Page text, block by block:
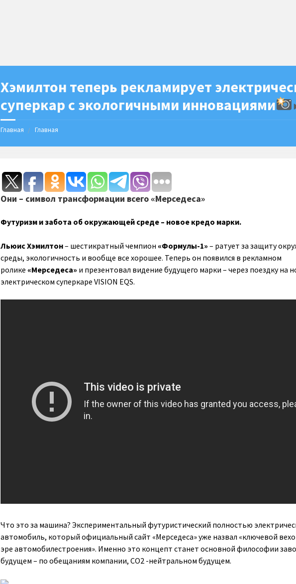
Хэмилтон теперь рекламирует
суперкар с экологичными инновациями
Главная Главная
Они – символ трансформации всего «Мерседеса»
Футуризм и забота об окружающей среде – новое кредо марки.
Льюис Хэмилтон– шестикратный чемпион «Формулы-1» – ратует за защиту
среды, экологичность и вообще все хорошее. Теперь он появился в рекламном
ролике «Мерседеса» и презентовал видение будущего марки – через поездку на
электрическом суперкаре VISION EQS.
Что это за машина? Экспериментальный футуристический полностью
автомобиль, который официальный сайт «Мерседеса» уже назвал «ключевой
эре автомобилестроения». Именно это концепт станет основной философии
будущем – по обещаниям компании, CO2 -нейтральном будущем.